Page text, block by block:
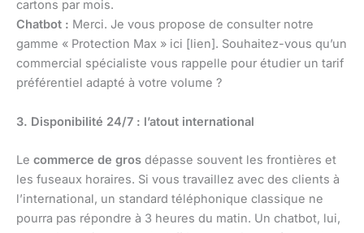
cartons par mois.
Chatbot : Merci. Je vous propose de consulter notre
gamme « Protection Max » ici [lien]. Souhaitez-vous qu’un
commercial spécialiste vous rappelle pour étudier un tarif
préférentiel adapté à votre volume ?
3. Disponibilité 24/7 : l’atout international
Le commerce de gros dépasse souvent les frontières et
les fuseaux horaires. Si vous travaillez avec des clients à
l’international, un standard téléphonique classique ne
pourra pas répondre à 3 heures du matin. Un chatbot, lui,